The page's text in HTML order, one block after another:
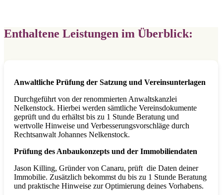
Enthaltene Leistungen im Überblick:
Anwaltliche Prüfung der Satzung und Vereinsunterlagen
Durchgeführt von der renommierten Anwaltskanzlei
Nelkenstock. Hierbei werden sämtliche Vereinsdokumente
geprüft und du erhältst bis zu 1 Stunde Beratung und
wertvolle Hinweise und Verbesserungsvorschläge durch
Rechtsanwalt Johannes Nelkenstock.
Prüfung des Anbaukonzepts und der Immobiliendaten
Jason Killing, Gründer von Canaru, prüft die Daten deiner
Immobilie. Zusätzlich bekommst du bis zu 1 Stunde Beratung
und praktische Hinweise zur Optimierung deines Vorhabens.